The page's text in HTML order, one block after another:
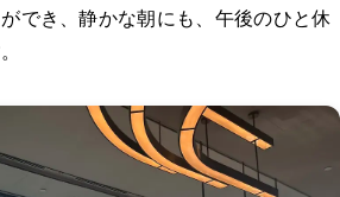
でき、静かな朝にも、午後のひと休